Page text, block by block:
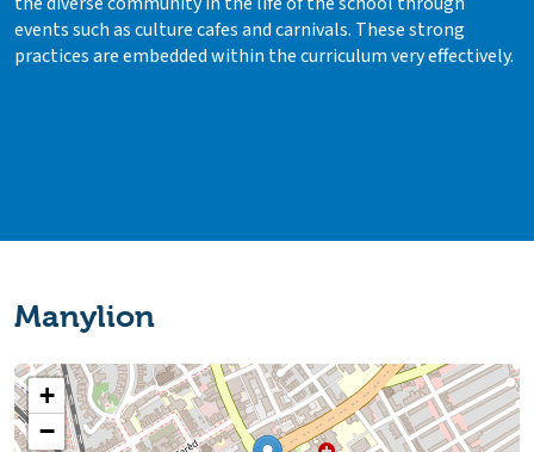
events such as culture cafes and carnivals. These strong
practices are embedded within the curriculum very effectively.
Manylion
+
−